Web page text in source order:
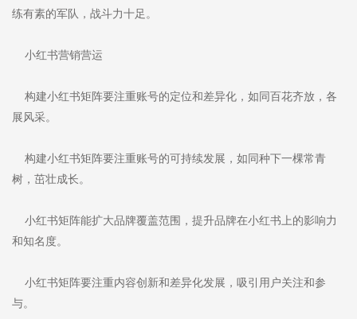
练有素的军队，战斗力十足。
小红书营销营运
构建小红书矩阵要注重账号的定位和差异化，如同百花齐放，各
展风采。
构建小红书矩阵要注重账号的可持续发展，如同种下一棵常青
树，茁壮成长。
小红书矩阵能扩大品牌覆盖范围，提升品牌在小红书上的影响力
和知名度。
小红书矩阵要注重内容创新和差异化发展，吸引用户关注和参
与。